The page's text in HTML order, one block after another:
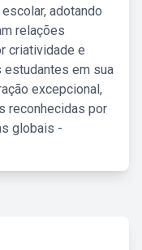
adotando
relações
criatividade e
estudantes em sua
excepcional,
reconhecidas por
globais -